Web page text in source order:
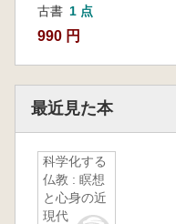
古書 1 点
990 円
最近見た本
科学化する
仏教 : 瞑想
と心身の近
現代